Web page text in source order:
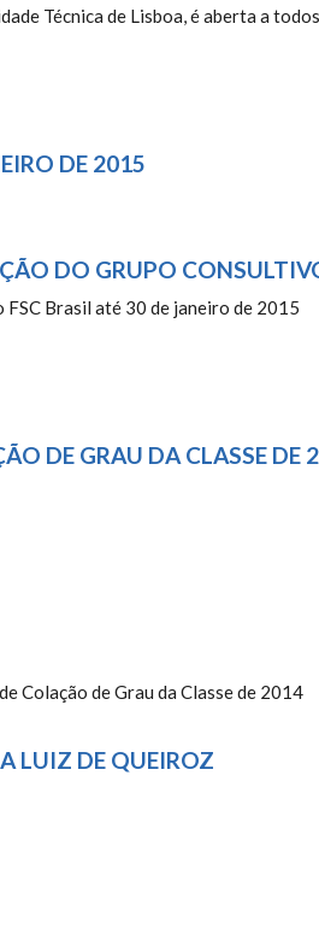
Técnica de Lisboa, é aberta a
DE 2015
DO GRUPO
Brasil até 30 de janeiro de 2015
DE GRAU DA CLASSE DE
DE
Colação de Grau da Classe de 2014
LUIZ DE QUEIROZ
DA